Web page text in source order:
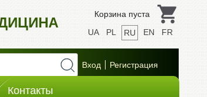
Корзина пуста
UA
PL RU EN FR
Контакты